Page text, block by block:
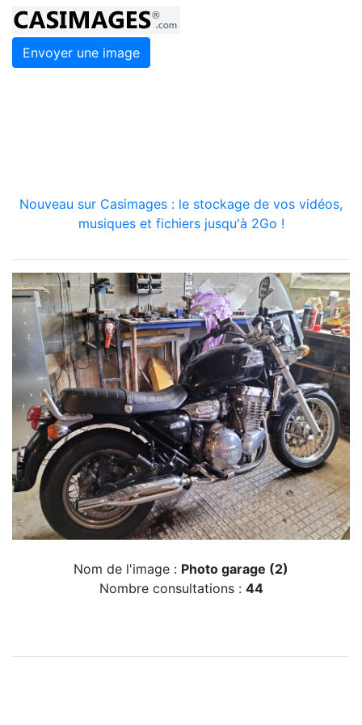
Envoyer une image
Nouveau sur Casimages : le stockage de vos vidéos,
musiques et fichiers jusqu'à 2Go !
Nom de l'image : Photo garage (2)
Nombre consultations : 44